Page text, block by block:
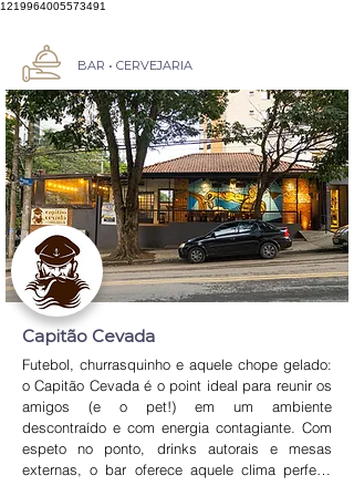
1219964005573491
BAR • CERVEJARIA
Capitão Cevada
Futebol, churrasquinho e aquele chope gelado:
o Capitão Cevada é o point ideal para reunir os
amigos (e o pet!) em um ambiente
descontraído e com energia contagiante. Com
espeto no ponto, drinks autorais e mesas
externas, o bar oferece aquele clima perfeito